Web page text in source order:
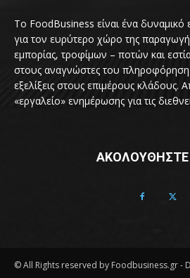
Το FoodBusiness είναι ένα
για τον ευρύτερο χώρο της
εμπορίας, τροφίμων – ποτών και
στους αναγνώστες του πληροφόρηση
εξελίξεις στους επιμέρους κλάδους.
«εργαλείο» ενημέρωσης για τις
© All Rights reserved by Foodbusiness.gr -